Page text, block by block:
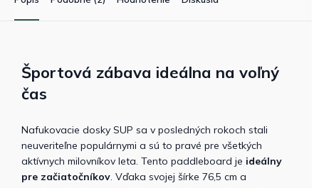
Športová zábava ideálna na voľný
čas
Nafukovacie dosky SUP sa v posledných rokoch stali
neuveriteľne populárnymi a sú to pravé pre všetkých
aktívnych milovníkov leta. Tento paddleboard je ideálny
pre začiatočníkov . Vďaka svojej šírke 76,5 cm a